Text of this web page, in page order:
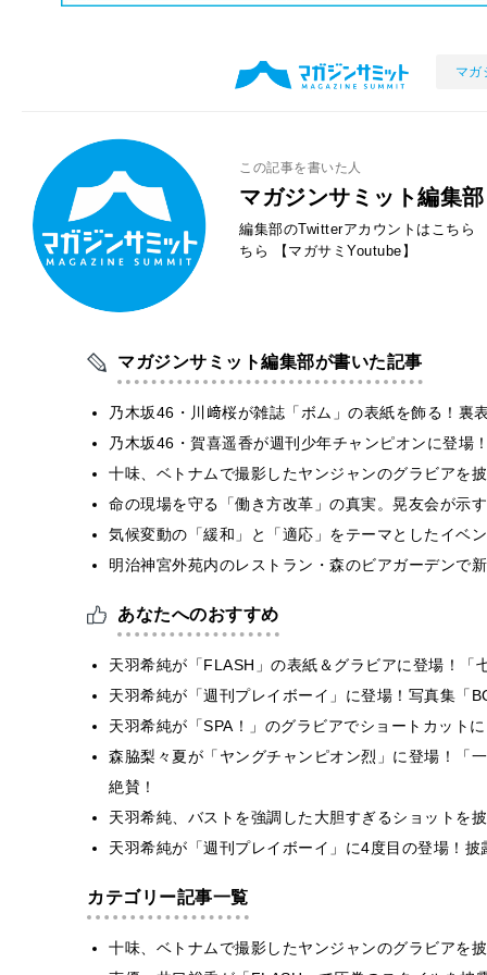
マガ
この記事を書いた人
マガジンサミット編集部
編集部のTwitterアカウントはこちら
ちら
【マガサミYoutube】
マガジンサミット編集部が書いた記事
乃木坂46・川﨑桜が雑誌「ボム」の表紙を飾る！裏
乃木坂46・賀喜遥香が週刊少年チャンピオンに登
十味、ベトナムで撮影したヤンジャンのグラビアを
命の現場を守る「働き方改革」の真実。晃友会が示
気候変動の「緩和」と「適応」をテーマとしたイベ
明治神宮外苑内のレストラン・森のビアガーデンで
あなたへのおすすめ
天羽希純が「FLASH」の表紙＆グラビアに登場！「
天羽希純が「週刊プレイボーイ」に登場！写真集「
天羽希純が「SPA！」のグラビアでショートカット
森脇梨々夏が「ヤングチャンピオン烈」に登場！「
絶賛！
天羽希純、バストを強調した大胆すぎるショットを
天羽希純が「週刊プレイボーイ」に4度目の登場！
カテゴリー記事一覧
十味、ベトナムで撮影したヤンジャンのグラビアを